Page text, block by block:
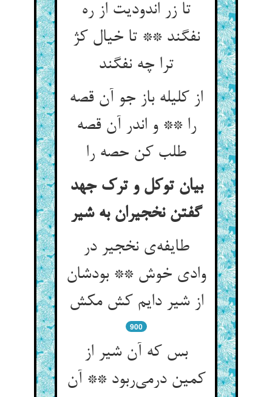
تا زر اندودیت از ره
نفگند ** تا خیال کژ
ترا چه نفگند
از کلیله باز جو آن قصه
را ** و اندر آن قصه
طلب کن حصه را
بیان توکل و ترک جهد
گفتن نخجیران به شیر
طایفه‌‌ی نخجیر در
وادی خوش ** بودشان
از شیر دایم کش مکش‌‌
900
بس که آن شیر از
کمین درمی‌‌ربود ** آن